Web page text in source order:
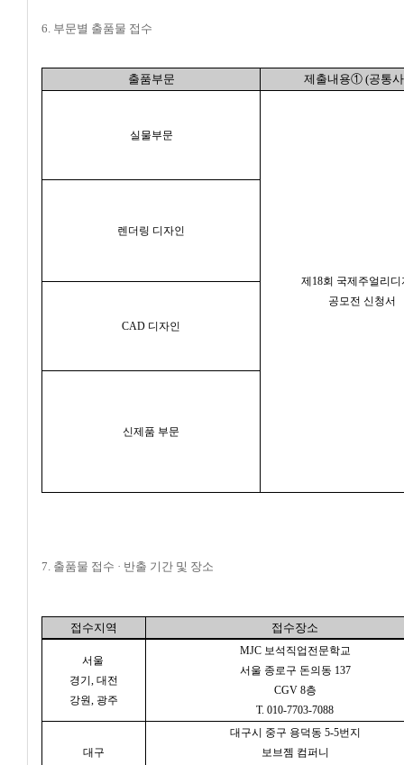
6. 부문별 출품물 접수
출품부문 제출내용① (공통
실물부문
제18회 국제주얼리디
공모전 신청서
렌더링 디자인
CAD 디자인
신제품 부문
7. 출품물 접수 · 반출 기간 및 장소
접수지역 접수장소
서울
경기, 대전
강원, 광주
MJC 보석직업전문학교
서울 종로구 돈의동 137
CGV 8층
T. 010-7703-7088
대구
대구시 중구 용덕동 5-5번지
보브젬 컴퍼니